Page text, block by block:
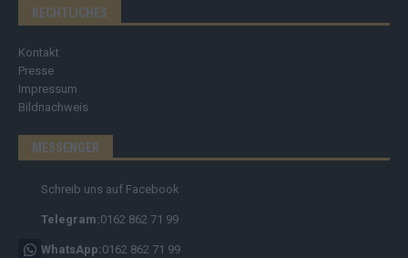
RECHTLICHES
Kontakt
Presse
Impressum
Bildnachweis
MESSENGER
Schreib uns auf Facebook
Telegram:0162 862 71 99
WhatsApp:0162 862 71 99